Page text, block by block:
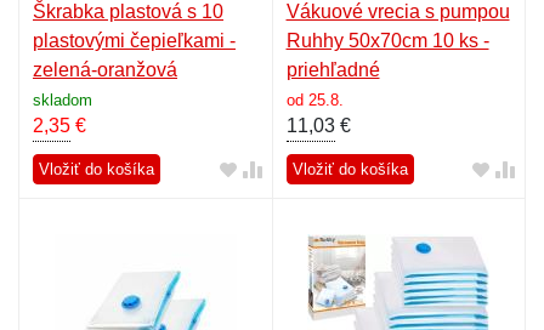
Škrabka plastová s 10
plastovými čepieľkami -
zelená-oranžová
skladom
2,35 €
Vložiť do košíka
Vákuové vrecia s pumpou
Ruhhy 50x70cm 10 ks -
priehľadné
od 25.8.
11,03€
Vložiť do košíka